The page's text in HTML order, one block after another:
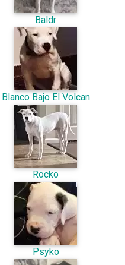
Baldr
Blanco Bajo El Volcan
Rocko
Psyko